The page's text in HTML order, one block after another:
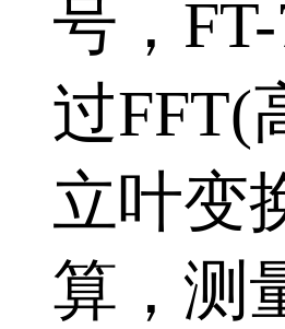
号，
过FFT(
立叶变
算，测